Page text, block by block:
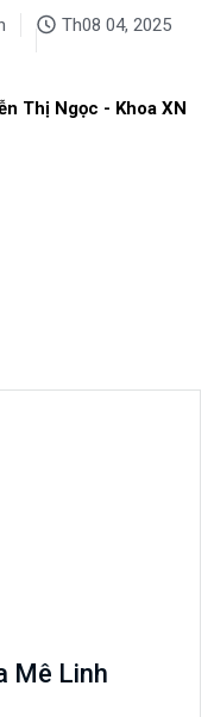
Th08 04, 2025
Thị Ngọc - Khoa XN
Mê Linh